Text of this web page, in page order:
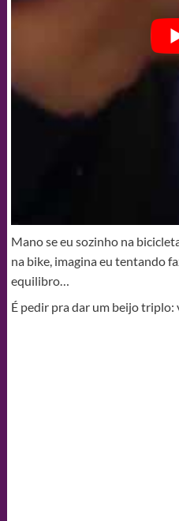
Mano se eu sozinho na
na bike, imagina eu tentando
equilibro…
É pedir pra dar um beijo triplo: